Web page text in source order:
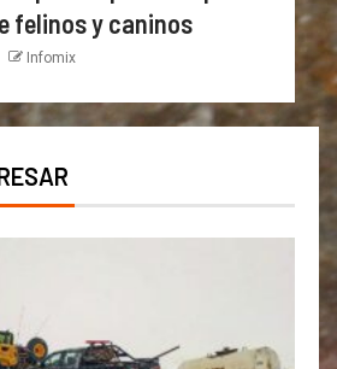
felinos y caninos
Infomix